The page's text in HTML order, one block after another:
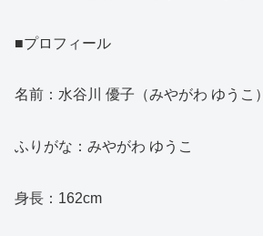
■プロフィール
名前：水谷川 優子（みやがわ ゆうこ）
ふりがな：みやがわ ゆうこ
身長：162cm